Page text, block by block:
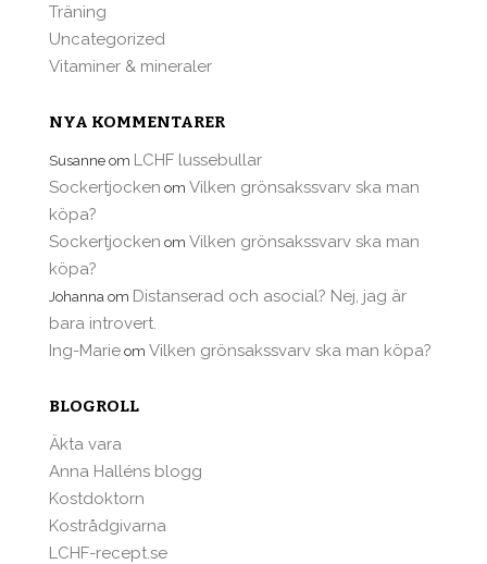
Träning
Uncategorized
Vitaminer & mineraler
NYA KOMMENTARER
Susanne om LCHF lussebullar
Sockertjocken om Vilken grönsakssvarv ska man
köpa?
Sockertjocken om Vilken grönsakssvarv ska man
köpa?
Johanna om Distanserad och asocial? Nej, jag är
bara introvert.
Ing-Marie om Vilken grönsakssvarv ska man köpa?
BLOGROLL
Äkta vara
Anna Halléns blogg
Kostdoktorn
Kostrådgivarna
LCHF-recept.se